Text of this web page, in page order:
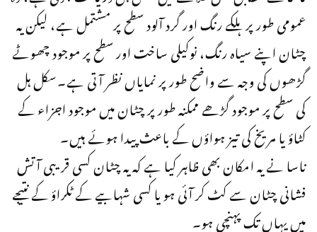
عمومی طور پر ہلکے رنگ اور گرد آلود سطح پر مشتمل ہے، لیکن یہ
چٹان اپنے سیاہ رنگ، نوکیلی ساخت اور سطح پر موجود چھوٹے
گڑھوں کی وجہ سے واضح طور پر نمایاں نظر آتی ہے۔سکل ہل
کی سطح پر موجود گڑھے ممکنہ طور پر چٹان میں موجود اجزاء کے
کٹاؤ یا مریخ کی تیز ہواؤں کے باعث پیدا ہوئے ہیں۔
ناسا نے یہ امکان بھی ظاہر کیا ہے کہ یہ چٹان کسی قریبی آتش
فشانی چٹان سے کٹ کر آئی ہو یا کسی شہابیے کے ٹکراؤ کے نتیجے
میں یہاں تک پہنچی ہو۔